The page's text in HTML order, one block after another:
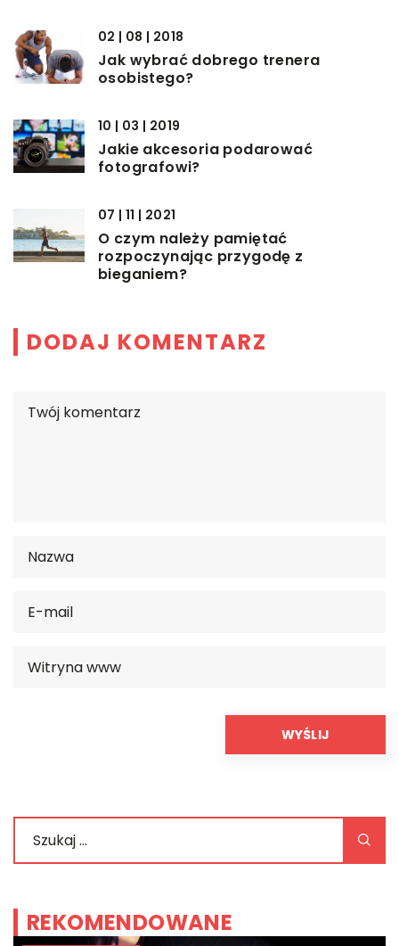
02 | 08 | 2018
Jak wybrać dobrego trenera
osobistego?
10 | 03 | 2019
Jakie akcesoria podarować
fotografowi?
07 | 11 | 2021
O czym należy pamiętać
rozpoczynając przygodę z
bieganiem?
DODAJ KOMENTARZ
REKOMENDOWANE